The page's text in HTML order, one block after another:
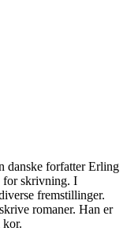
danske forfatter Erling
for skrivning. I
fremstillinger.
romaner. Han er
kor.